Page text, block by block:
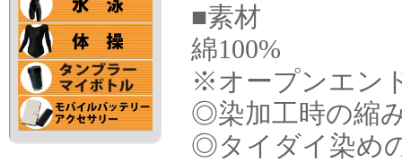
■素材
綿100%
※オープンエン
◎染加工時の縮
◎タイダイ染め